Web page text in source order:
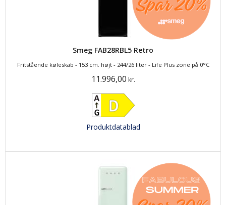
Smeg FAB28RBL5 Retro
Fritstående køleskab - 153 cm. højt - 244/26 liter - Life Plus zone på 0°C
11.996,00 kr.
Produktdatablad